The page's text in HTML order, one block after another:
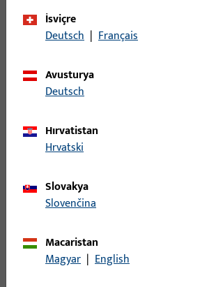
TEK BIR PORTAL – BIRÇOK OLANAK
Hizmetlerimiz tek bakışta
Kayıtlı bir müşteri olarak, ProPoint servis
iyi desteği sunan özel hizmetleri
Ürünlerimizi kolayca çevrimiçi sipariş
koşullarınızı kullanın ve güncel stok
İsviçre
Deutsch | Français
Avusturya
Deutsch
Hırvatistan
Hrvatski
Slovakya
Slovenčina
Macaristan
Magyar | English